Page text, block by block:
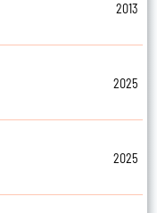
2013
2025
2025